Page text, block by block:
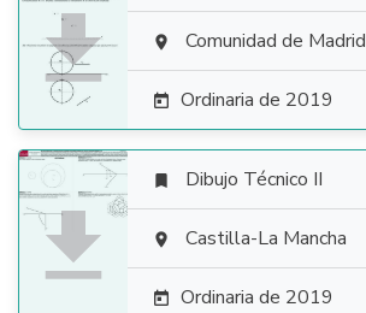
  Comunidad de Madrid
 Ordinaria de 2019

 Dibujo Técnico II
 Castilla-La Mancha
 Ordinaria de 2019